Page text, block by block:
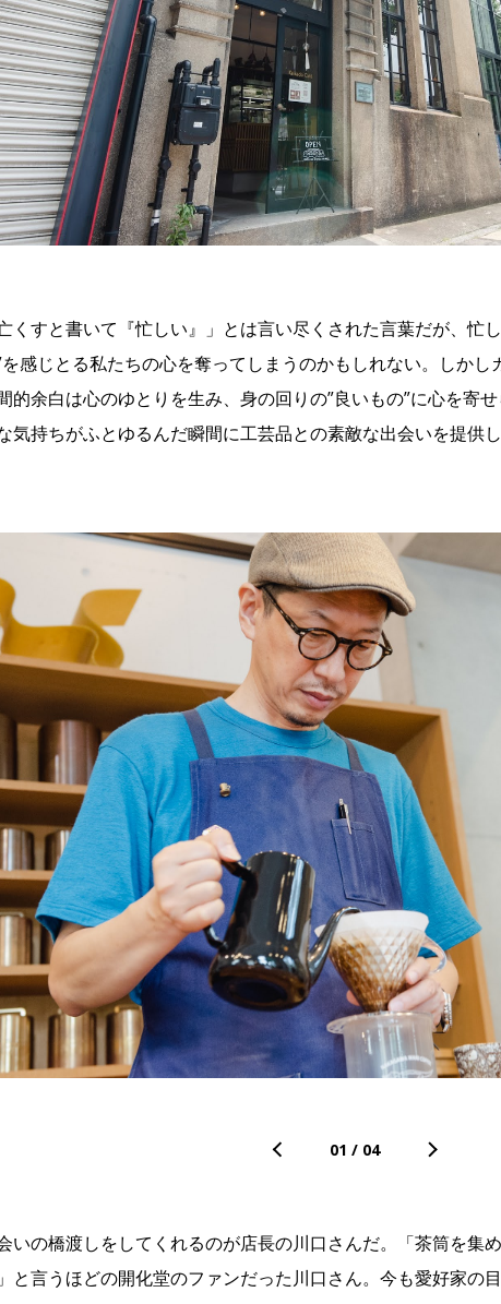
くすと書いて『忙しい』」とは言い尽くされた言葉だが、忙
を感じとる私たちの心を奪ってしまうのかもしれない。しか
的余白は心のゆとりを生み、身の回りの”良いもの”に心を寄
気持ちがふとゆるんだ瞬間に工芸品との素敵な出会いを提供し
01 / 04
いの橋渡しをしてくれるのが店長の川口さんだ。「茶筒を集
と言うほどの開化堂のファンだった川口さん。今も愛好家の